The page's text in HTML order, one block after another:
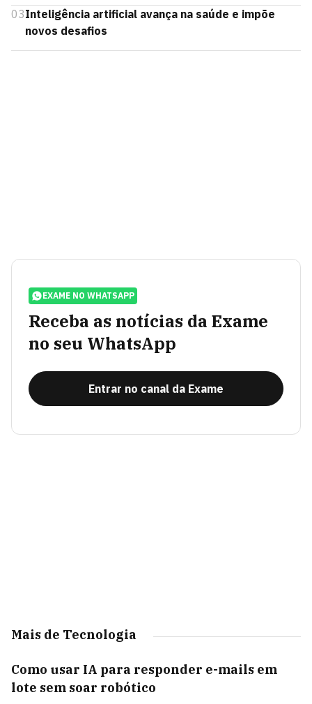
03Inteligência artificial avança na saúde e impõe
novos desafios
EXAME NO WHATSAPP
Receba as notícias da Exame
no seu WhatsApp
Entrar no canal da Exame
Mais de Tecnologia
Como usar IA para responder e-mails em
lote sem soar robótico